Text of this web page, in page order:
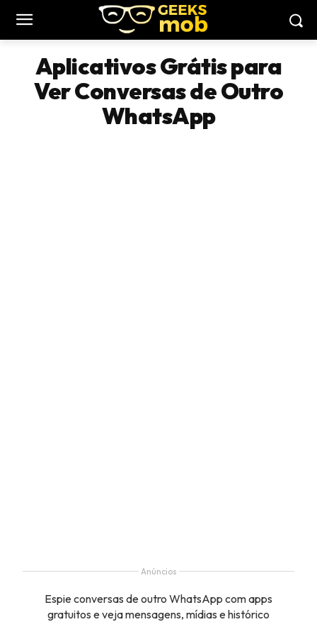
Aplicativos Grátis para
Ver Conversas de Outro
WhatsApp
Anúncios
Espie conversas de outro WhatsApp com apps
gratuitos e veja mensagens, mídias e histórico